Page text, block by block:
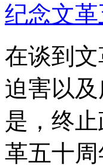
纪念文
在谈到
迫害以
是，终
革五十周